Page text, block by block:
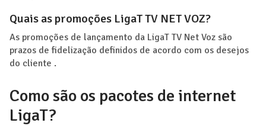
Quais as promoções LigaT TV NET VOZ?
As promoções de lançamento da LigaT TV Net Voz são
prazos de fidelização definidos de acordo com os desejos
do cliente .
Como são os pacotes de internet
LigaT?